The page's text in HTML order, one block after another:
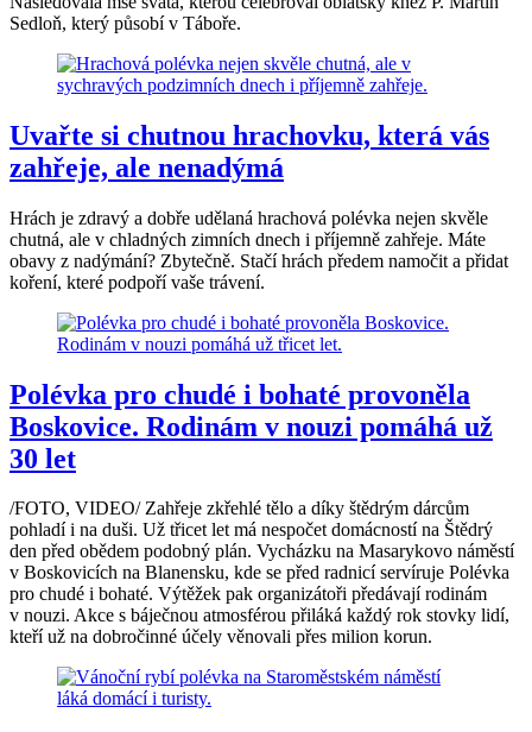
Sedloň, který působí v Táboře.
Uvařte si chutnou hrachovku, která vás
zahřeje, ale nenadýmá
Hrách je zdravý a dobře udělaná hrachová polévka nejen skvěle
chutná, ale v chladných zimních dnech i příjemně zahřeje. Máte
obavy z nadýmání? Zbytečně. Stačí hrách předem namočit a přidat
koření, které podpoří vaše trávení.
Polévka pro chudé i bohaté provoněla
Boskovice. Rodinám v nouzi pomáhá už
30 let
/FOTO, VIDEO/ Zahřeje zkřehlé tělo a díky štědrým dárcům
pohladí i na duši. Už třicet let má nespočet domácností na Štědrý
den před obědem podobný plán. Vycházku na Masarykovo náměstí
v Boskovicích na Blanensku, kde se před radnicí servíruje Polévka
pro chudé i bohaté. Výtěžek pak organizátoři předávají rodinám
v nouzi. Akce s báječnou atmosférou přiláká každý rok stovky lidí,
kteří už na dobročinné účely věnovali přes milion korun.